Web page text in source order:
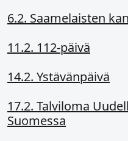
6.2. Saamelaisten
11.2. 112-päivä
14.2. Ystävänpäivä
17.2. Talviloma
Suomessa